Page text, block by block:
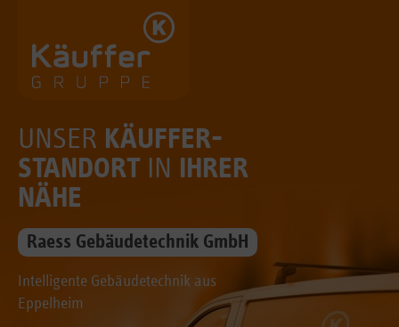
UNSER KÄUFFER-
STANDORTIN
IHRER
NÄHE
Raess Gebäudetechnik GmbH
Intelligente Gebäudetechnik aus
Eppelheim